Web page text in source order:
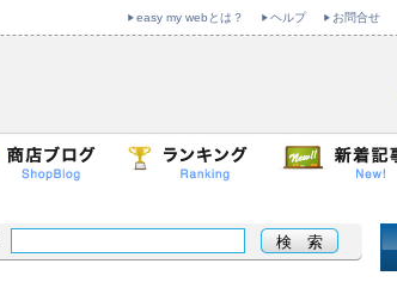
easy my webとは？ ヘルプ お問合せ